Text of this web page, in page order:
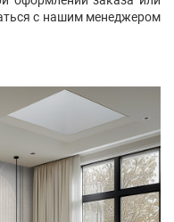
с нашим менеджером